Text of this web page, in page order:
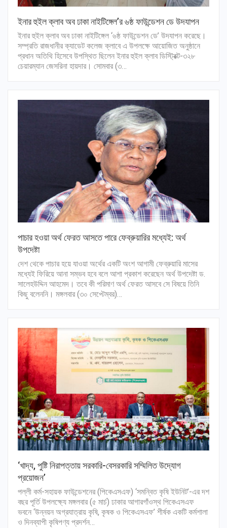
ইনার হুইল ক্লাব অব ঢাকা নাইটিঙ্গেল’র ৬ষ্ঠ ফাউন্ডেশন ডে উদযাপন
ইনার হুইল ক্লাব অব ঢাকা নাইটিঙ্গেল ‘৬ষ্ঠ ফাউন্ডেশন ডে’ উদযাপন করেছে।
সম্প্রতি রাজধানীর ক্যাডেট কলেজ ক্লাবে এ উপলক্ষে আয়োজিত অনুষ্ঠানে
প্রধান অতিথি হিসেবে উপস্থিত ছিলেন ইনার হুইল ক্লাব ডিস্ট্রিক্ট-৩২৮
চেয়ারম্যান জেসরিনা হায়দার। সোমবার (৩…
পাচার হওয়া অর্থ ফেরত আসতে পারে ফেব্রুয়ারির মধ্যেই: অর্থ
উপদেষ্টা
দেশ থেকে পাচার হয়ে যাওয়া অর্থের একটি অংশ আগামী ফেব্রুয়ারি মাসের
মধ্যেই ফিরিয়ে আনা সম্ভব হবে বলে আশা প্রকাশ করেছেন অর্থ উপদেষ্টা ড.
সালেহউদ্দিন আহমেদ। তবে কী পরিমাণ অর্থ ফেরত আসবে সে বিষয়ে তিনি
কিছু বলেননি। মঙ্গলবার (৩০ সেপ্টেম্বর)…
‘খাদ্য, পুষ্টি নিরাপত্তায় সরকারি-বেসরকারি সম্মিলিত উদ্যোগ
প্রয়োজন’
পল্লী কর্ম-সহায়ক ফাউন্ডেশনের (পিকেএসএফ) ‘সমন্বিত কৃষি ইউনিট’-এর দশ
বছর পূর্তি উপলক্ষ্যে মঙ্গলবার (৫ মার্চ) ঢাকার আগারগাঁওস্থ পিকেএসএফ
ভবনে ‘উন্নয়ন অগ্রযাত্রায় কৃষি, কৃষক ও পিকেএসএফ’ শীর্ষক একটি কর্মশালা
ও দিনব্যাপী কৃষিপণ্য প্রদর্শন…